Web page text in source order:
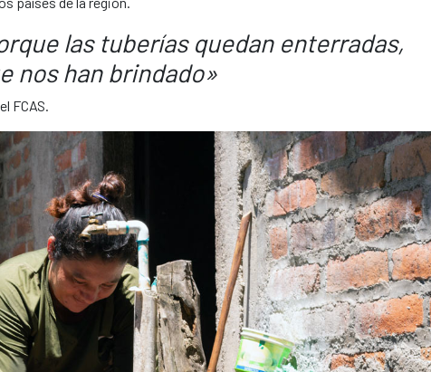
las tuberías quedan enterradas,
nos han brindado»
FCAS.